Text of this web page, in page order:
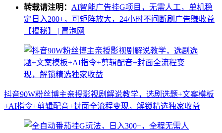
转载请注明： AI智能广告挂G项目，无需人工，单机稳
定日入200+，可矩阵放大，24小时不间断刷广告賺收益
【揭秘】 | 冒泡网
抖音90W粉丝博主亲授影视剧解说教学，选剧选题+文案模板
+AI指令+剪辑配音+封面全流程变现，解锁精选独家收益